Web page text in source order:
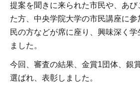
提案を聞きに来られた市民や、あび
た方、中央学院大学の市民講座に
民の方などが席に座り、興味深く
ました。
今回、審査の結果、金賞1団体、銀
選ばれ、表彰しました。